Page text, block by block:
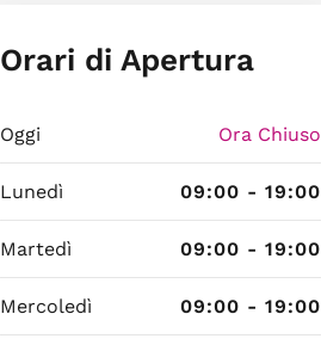
Orari di Apertura
Oggi Ora Chiuso
Lunedì 09:00 - 19:00
Martedì 09:00 - 19:00
Mercoledì 09:00 - 19:00